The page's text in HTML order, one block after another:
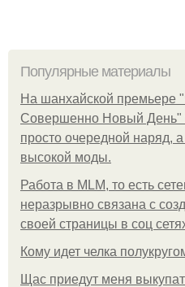
Популярные материалы
На шанхайской премьере
Совершенно Новый День"
просто очередной наряд,
высокой моды.
Работа в MLM, то есть
неразрывно связана с
своей страницы в соц
Кому идет челка
Щас приедут меня